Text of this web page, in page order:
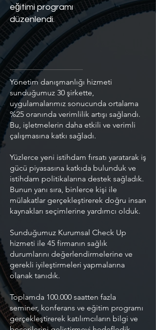
eğitimi programı
düzenlendi.
Yönetim danışmanlığı hizmeti
sunduğumuz 30 şirkette,
uygulamalarımız sonucunda ortalama
%25 oranında verimlilik artışı sağlandı.
Bu, işletmelerin daha etkili ve verimli
çalışmasına katkı sağladı.
Yüzlerce yeni istihdam fırsatı yaratarak iş
gücü piyasasına katkıda bulunduk ve
istihdam politikalarına destek sağladık.
Bunun yanı sıra, binlerce kişi ile
mülakatlar gerçekleştirerek doğru insan
kaynakları seçimlerine yardımcı olduk.
Sunduğumuz Kurumsal Check Up
hizmeti ile 45 firmanın sağlık
durumlarını değerlendirmelerine ve
gerekli iyileştirmeleri yapmalarına
olanak tanıdık.
Toplamda 100.000 saatten fazla
seminer, konferans ve eğitim programı
gerçekleştirerek katılımcıların bilgi ve